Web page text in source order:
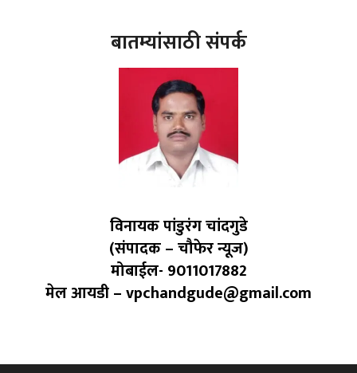
बातम्यांसाठी संपर्क
विनायक पांडुरंग चांदगुडे
(संपादक – चौफेर न्यूज)
मोबाईल- 9011017882
मेल आयडी – vpchandgude@gmail.com